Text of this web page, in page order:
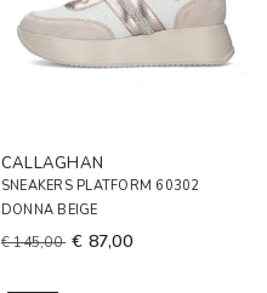
CALLAGHAN
SNEAKERS PLATFORM 60302
DONNA BEIGE
€ 145,00 € 87,00